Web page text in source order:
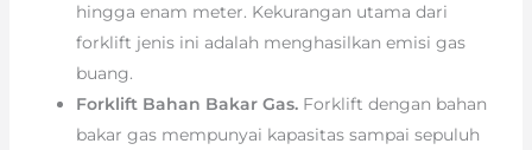
hingga enam meter. Kekurangan utama dari
forklift jenis ini adalah menghasilkan emisi gas
buang.
Forklift Bahan Bakar Gas. Forklift dengan bahan
bakar gas mempunyai kapasitas sampai sepuluh